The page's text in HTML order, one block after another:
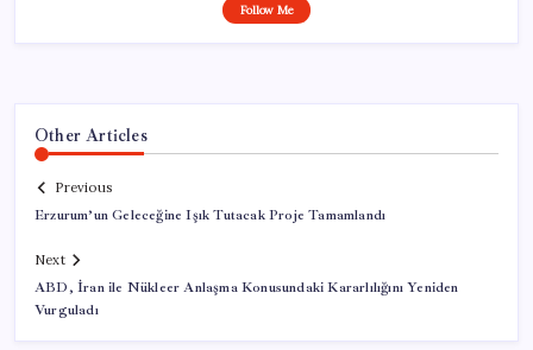
Follow Me
Other Articles
Previous
Erzurum’un Geleceğine Işık Tutacak Proje Tamamlandı
Next
ABD, İran ile Nükleer Anlaşma Konusundaki Kararlılığını Yeniden
Vurguladı